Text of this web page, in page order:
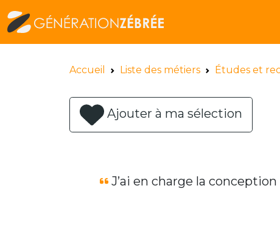
Accueil Liste des métiers Études et
Ajouter à ma sélection
J’ai en charge la